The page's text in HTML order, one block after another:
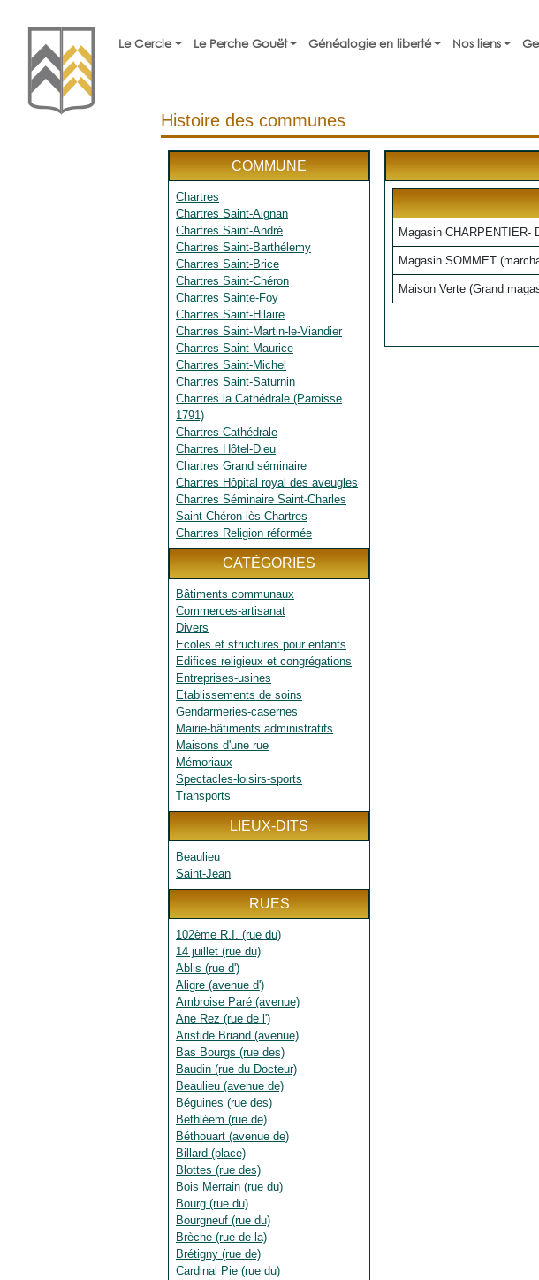
Le Cercle Le Perche Gouët Généalogie en liberté Nos liens
Histoire des communes
COMMUNE
Chartres
Chartres Saint-Aignan
Chartres Saint-André
Chartres Saint-Barthélemy
Chartres Saint-Brice
Chartres Saint-Chéron
Chartres Sainte-Foy
Chartres Saint-Hilaire
Chartres Saint-Martin-le-Viandier
Chartres Saint-Maurice
Chartres Saint-Michel
Chartres Saint-Saturnin
Chartres la Cathédrale (Paroisse
1791)
Chartres Cathédrale
Chartres Hôtel-Dieu
Chartres Grand séminaire
Chartres Hôpital royal des aveugles
Chartres Séminaire Saint-Charles
Saint-Chéron-lès-Chartres
Chartres Religion réformée
CATÉGORIES
Bâtiments communaux
Commerces-artisanat
Divers
Ecoles et structures pour enfants
Edifices religieux et congrégations
Entreprises-usines
Etablissements de soins
Gendarmeries-casernes
Mairie-bâtiments administratifs
Maisons d'une rue
Mémoriaux
Spectacles-loisirs-sports
Transports
LIEUX-DITS
Beaulieu
Saint-Jean
RUES
102ème R.I. (rue du)
14 juillet (rue du)
Ablis (rue d')
Aligre (avenue d')
Ambroise Paré (avenue)
Ane Rez (rue de l')
Aristide Briand (avenue)
Bas Bourgs (rue des)
Baudin (rue du Docteur)
Beaulieu (avenue de)
Béguines (rue des)
Bethléem (rue de)
Béthouart (avenue de)
Billard (place)
Blottes (rue des)
Bois Merrain (rue du)
Bourg (rue du)
Bourgneuf (rue du)
Brèche (rue de la)
Brétigny (rue de)
Cardinal Pie (rue du)
Magasin CHARPENTIER-
Magasin SOMMET
Maison Verte (Grand